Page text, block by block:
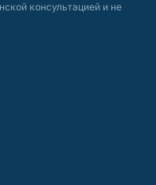
консультацией и не